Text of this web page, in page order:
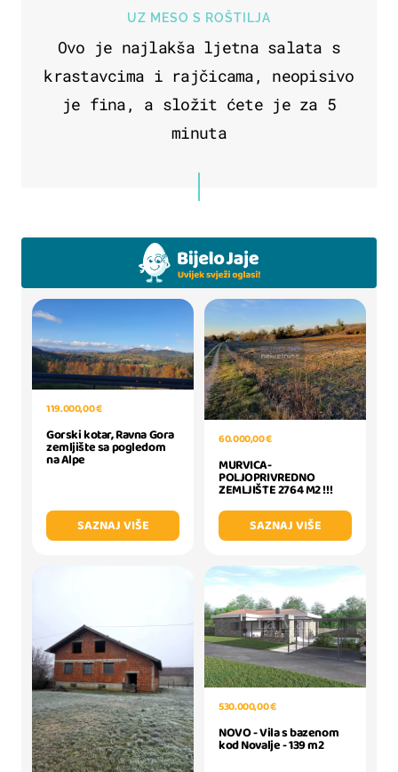
UZ MESO S ROŠTILJA
Ovo je najlakša ljetna salata s
krastavcima i rajčicama, neopisivo
je fina, a složit ćete je za 5
minuta
119.000,00 €
Gorski kotar, Ravna Gora
zemljište sa pogledom
na Alpe
SAZNAJ VIŠE
60.000,00 €
MURVICA-
POLJOPRIVREDNO
ZEMLJIŠTE 2764 M2 !!!
SAZNAJ VIŠE
530.000,00 €
NOVO - Vila s bazenom
kod Novalje - 139 m2